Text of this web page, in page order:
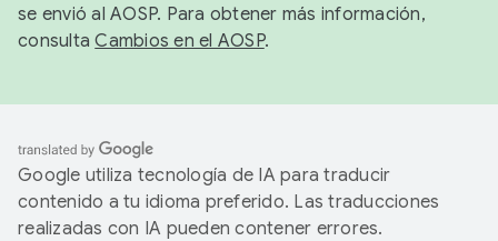
se envió al AOSP. Para obtener más información,
consultaCambios en el AOSP.
Google utiliza tecnología de IA para traducir
contenido a tu idioma preferido. Las traducciones
realizadas con IA pueden contener errores.